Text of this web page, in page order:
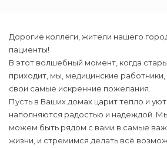
Дорогие коллеги, жители нашего
пациенты!
В этот волшебный момент, когда
приходит, мы, медицинские
свои самые искренние пожелания.
Пусть в Ваших домах царит тепло и
наполняются радостью и надеждой.
можем быть рядом с вами в самые
жизни, и стремимся делать всё